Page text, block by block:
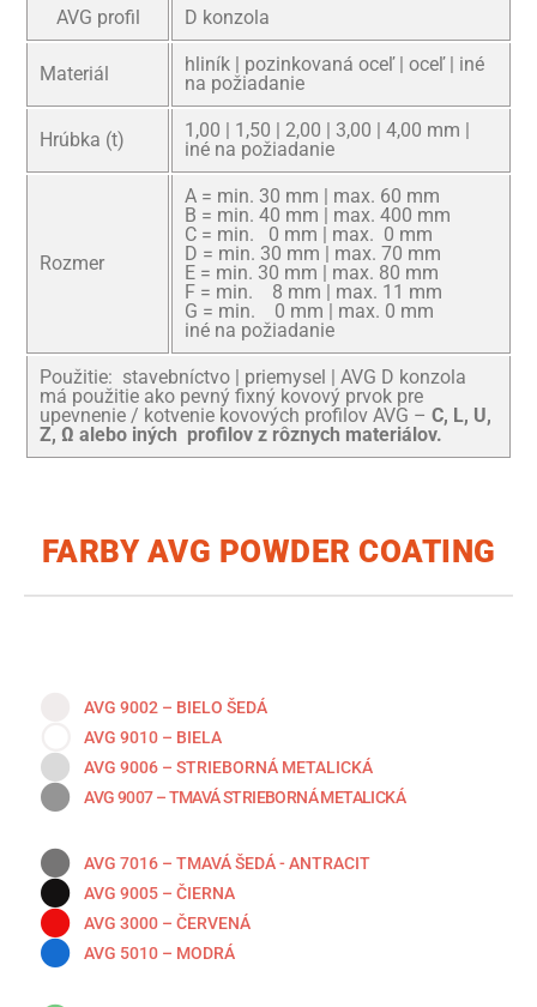
AVG profil D konzola
Materiál
hliník | pozinkovaná oceľ | oceľ | iné
na požiadanie
Hrúbka (t)
1,00 | 1,50 | 2,00 | 3,00 | 4,00 mm |
iné na požiadanie
Rozmer
A = min. 30 mm | max. 60 mm
B = min. 40 mm | max. 400 mm
C = min. 0 mm | max. 0 mm
D = min. 30 mm | max. 70 mm
E = min. 30 mm | max. 80 mm
F = min. 8 mm | max. 11 mm
G = min. 0 mm | max. 0 mm
iné na požiadanie
Použitie: stavebníctvo | priemysel | AVG D konzola
má použitie ako pevný fixný kovový prvok pre
upevnenie / kotvenie kovových profilov AVG – C, L, U,
Z, Ω alebo iných profilov z rôznych materiálov.
FARBY AVG POWDER COATING
AVG 9002 – BIELO ŠEDÁ
AVG 9010 – BIELA
AVG 9006 – STRIEBORNÁ METALICKÁ
AVG 9007 – TMAVÁ STRIEBORNÁ METALICKÁ
AVG 7016 – TMAVÁ ŠEDÁ - ANTRACIT
AVG 9005 – ČIERNA
AVG 3000 – ČERVENÁ
AVG 5010 – MODRÁ